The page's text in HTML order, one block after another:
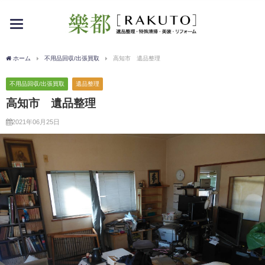
toggle
ホーム 不用品回収/出張買取 高知市 遺品整理
不用品回収/出張買取 遺品整理
高知市 遺品整理
2021年06月25日